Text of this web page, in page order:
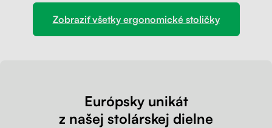
Zobraziť všetky ergonomické stoličky
Európsky unikát
z našej stolárskej dielne